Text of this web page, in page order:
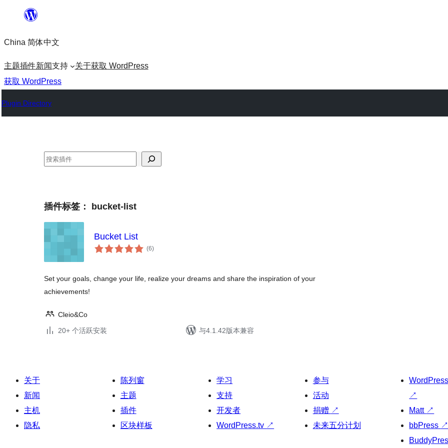
内
容
China 简体中文
主题插件新闻支持 关于获取 WordPress
获取 WordPress
Plugin Directory
搜
插件标签： bucket-list
Bucket List
(6总
评)
Set your goals, change your life, realize your dreams and share the inspiration of your
achievements!
Cleio&Co
20+ 个活跃安装
与4.1.42版本兼容
关于
新闻
主机
隐私
陈列窗
主题
插件
区块样板
学习
支持
开发者
WordPress.tv ↗
参与
活动
捐赠 ↗
未来五分计划
↗
Matt ↗
bbPress ↗